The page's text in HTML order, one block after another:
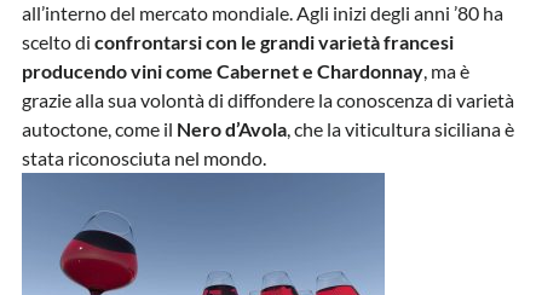
all’interno del mercato mondiale. Agli inizi degli anni ’80 ha
scelto di confrontarsi con le grandi varietà francesi
producendo vini come Cabernet e Chardonnay, ma è
grazie alla sua volontà di diffondere la conoscenza di varietà
autoctone, come il Nero d’Avola, che la viticultura siciliana è
stata riconosciuta nel mondo.